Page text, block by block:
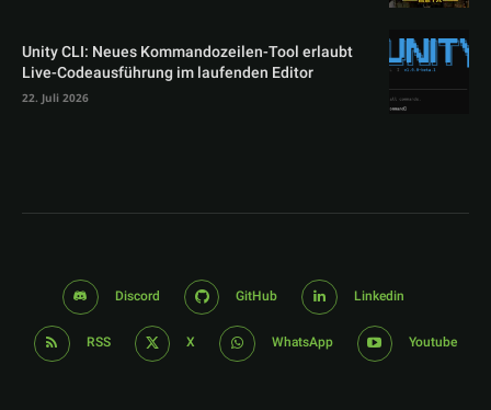
Unity CLI: Neues Kommandozeilen-Tool erlaubt
Live-Codeausführung im laufenden Editor
22. Juli 2026
Discord GitHub Linkedin
RSS X WhatsApp Youtube